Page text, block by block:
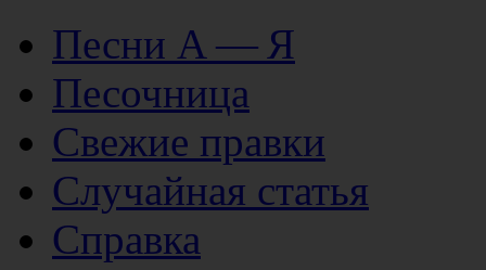
Песни А — Я
Песочница
Свежие правки
Случайная статья
Справка